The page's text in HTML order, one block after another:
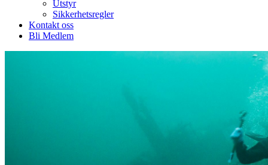
Utstyr
Sikkerhetsregler
Kontakt oss
Bli Medlem